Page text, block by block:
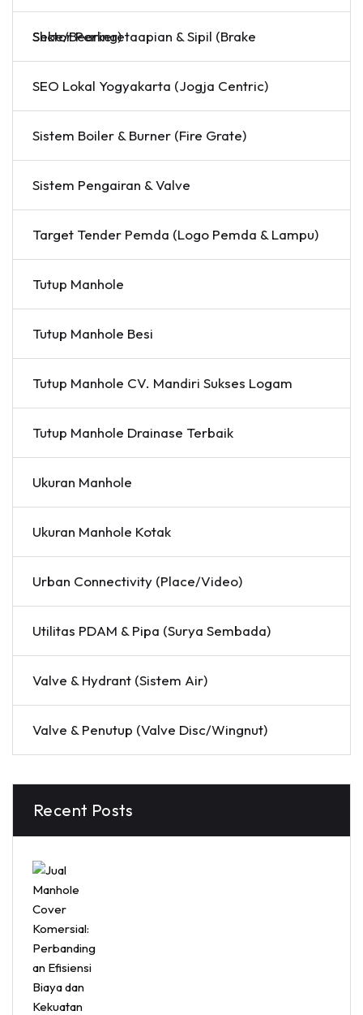
Sektor Perkeretaapian & Sipil (Brake Shoe/Bearing)
SEO Lokal Yogyakarta (Jogja Centric)
Sistem Boiler & Burner (Fire Grate)
Sistem Pengairan & Valve
Target Tender Pemda (Logo Pemda & Lampu)
Tutup Manhole
Tutup Manhole Besi
Tutup Manhole CV. Mandiri Sukses Logam
Tutup Manhole Drainase Terbaik
Ukuran Manhole
Ukuran Manhole Kotak
Urban Connectivity (Place/Video)
Utilitas PDAM & Pipa (Surya Sembada)
Valve & Hydrant (Sistem Air)
Valve & Penutup (Valve Disc/Wingnut)
Recent Posts